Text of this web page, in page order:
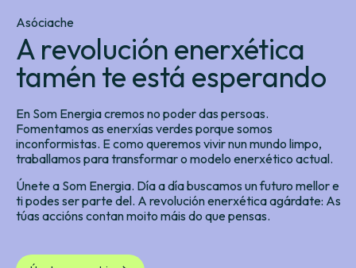
Asóciache
A revolución enerxética
tamén te está esperando
En Som Energia cremos no poder das persoas.
Fomentamos as enerxías verdes porque somos
inconformistas. E como queremos vivir nun mundo limpo,
traballamos para transformar o modelo enerxético actual.
Únete a Som Energia. Día a día buscamos un futuro mellor e
ti podes ser parte del. A revolución enerxética agárdate: As
túas accións contan moito máis do que pensas.